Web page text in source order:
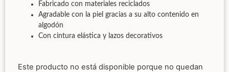
Fabricado con materiales reciclados
Agradable con la piel gracias a su alto contenido en
algodón
Con cintura elástica y lazos decorativos
Este producto no está disponible porque no quedan